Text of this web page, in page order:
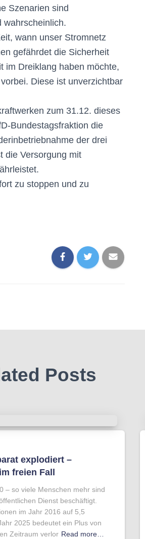
Szenarien sind
wahrscheinlich.
wann unser Stromnetz
gefährdet die Sicherheit
im Dreiklang haben möchte,
Diese ist unverzichtbar
zum 31.12. dieses
Bundestagsfraktion die
der drei
die Versorgung mit
zu stoppen und zu
Posts
explodiert –
freien Fall
– so viele Menschen mehr sind
Dienst beschäftigt.
im Jahr 2016 auf 5,5
2025 bedeutet ein Plus von
Zeitraum verlor Read more…